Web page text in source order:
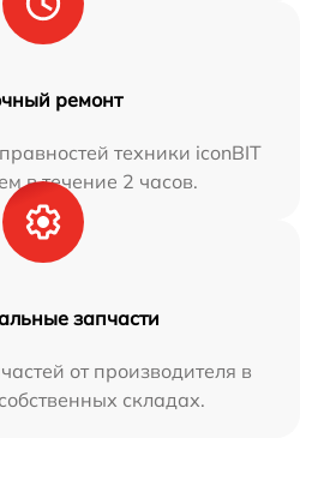
ремонт
техники iconBIT
в течение 2 часов.
запчасти
от производителя в
складах.